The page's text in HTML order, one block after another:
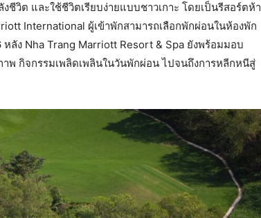
วิต และใช้ชีวิตเรียบง่ายแบบชาวเกาะ โดยเป็นรีสอร์ตห้า
International ผู้เข้าพักสามารถเลือกพักผ่อนในห้องพัก
ลัง Nha Trang Marriott Resort & Spa ยังพร้อมมอบ
กิจกรรมเพลิดเพลินในวันพักผ่อน ไปจนถึงการหลีกหนีสู่